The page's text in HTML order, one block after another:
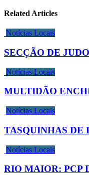
Related Articles
Notícias Locais
SECÇÃO DE
Notícias Locais
MULTIDÃO
Notícias Locais
TASQUINHAS DE
Notícias Locais
RIO MAIOR: PCP